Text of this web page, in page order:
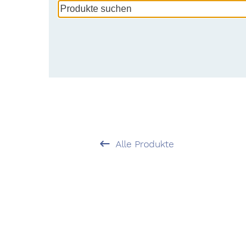
Produkte
suchen
Alle Produkte